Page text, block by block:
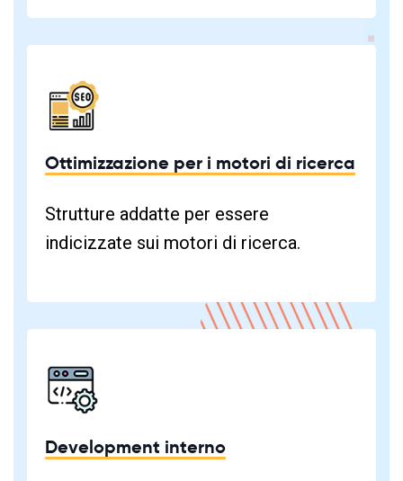
Ottimizzazione per i motori di ricerca
Strutture addatte per essere
indicizzate sui motori di ricerca.
Development interno